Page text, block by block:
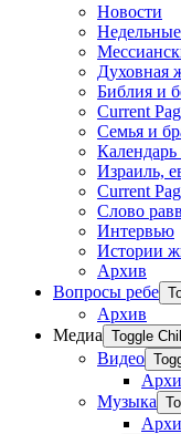
Новости
Духовная
Библия и
Current
Семья и
Израиль,
Current
Слово
Интервью
Истории
Архив
Вопросы ребе
Архив
Медиа Toggle
Видео
Музыка